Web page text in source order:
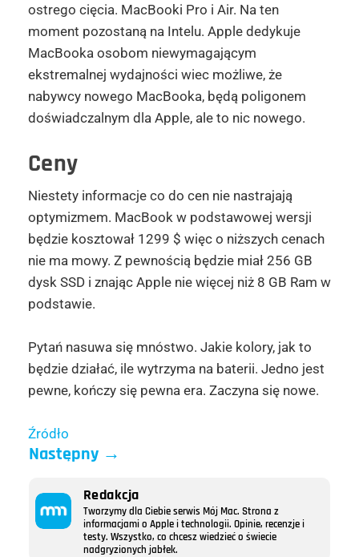
ostrego cięcia. MacBooki Pro i Air. Na ten
moment pozostaną na Intelu. Apple dedykuje
MacBooka osobom niewymagającym
ekstremalnej wydajności wiec możliwe, że
nabywcy nowego MacBooka, będą poligonem
doświadczalnym dla Apple, ale to nic nowego.
Ceny
Niestety informacje co do cen nie nastrajają
optymizmem. MacBook w podstawowej wersji
będzie kosztował 1299 $ więc o niższych cenach
nie ma mowy. Z pewnością będzie miał 256 GB
dysk SSD i znając Apple nie więcej niż 8 GB Ram w
podstawie.
Pytań nasuwa się mnóstwo. Jakie kolory, jak to
będzie działać, ile wytrzyma na baterii. Jedno jest
pewne, kończy się pewna era. Zaczyna się nowe.
Źródło
Następny→
Redakcja
Tworzymy dla Ciebie serwis Mój Mac. Strona z
informacjami o Apple i technologii. Opinie, recenzje i
testy. Wszystko, co chcesz wiedzieć o świecie
nadgryzionych jabłek.